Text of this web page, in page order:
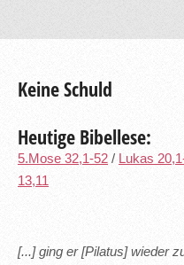
Keine Schuld
Heutige Bibellese:
5.Mose 32,1-52 / Lukas
13,11
[...] ging er [Pilatus] wieder